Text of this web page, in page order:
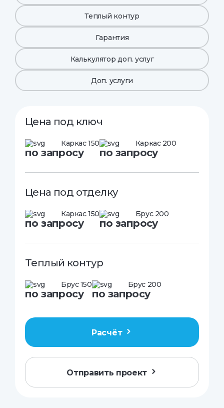
Теплый контур
Гарантия
Калькулятор доп. услуг
Доп. услуги
Цена под ключ
Каркас 150
по запросу
Каркас 200
по запросу
Цена под отделку
Каркас 150
по запросу
Брус 200
по запросу
Теплый контур
Брус 150
по запросу
Брус 200
по запросу
Расчёт
Отправить проект